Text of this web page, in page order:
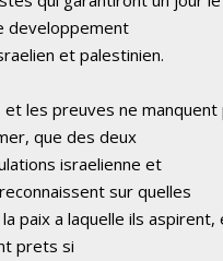
developpement
et palestinien.
et les preuves ne manquent
que des deux
israelienne et
sur quelles
paix a laquelle ils aspirent,
prets si